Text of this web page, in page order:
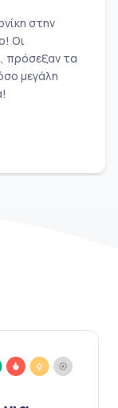
στην
Οι
πρόσεξαν τα
μεγάλη